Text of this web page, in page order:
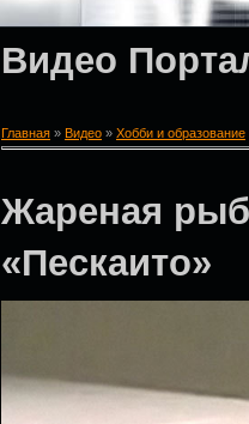
Видео
Главная » Видео » Хобби и образование
Жареная
«Пескаито»